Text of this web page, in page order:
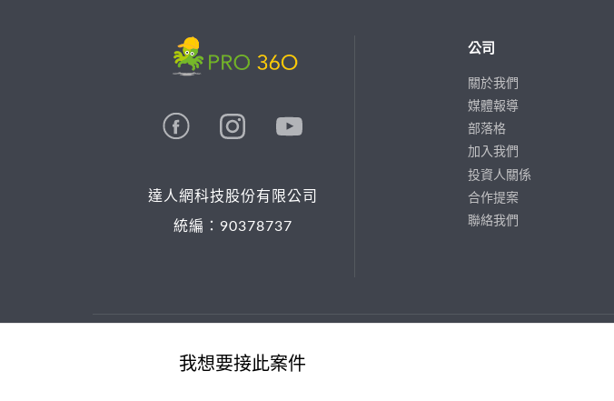
我想要接此案件
達人網科技股份有限公司
統編：90378737
公司
關於我們
媒體報導
部落格
加入我們
投資人關係
合作提案
聯絡我們
© 2026 PRO36O. All rights reserved.